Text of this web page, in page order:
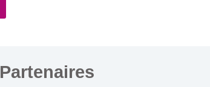
Partenaires